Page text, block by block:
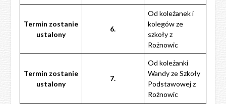
Termin zostanie
ustalony
6.
Od koleżanek i
kolegów ze
szkoły z
Rożnowic
Termin zostanie
ustalony
7.
Od koleżanki
Wandy ze Szkoły
Podstawowej z
Rożnowic